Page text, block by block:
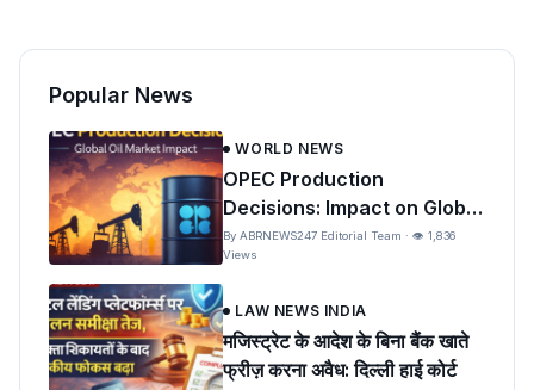
Popular News
WORLD NEWS
OPEC Production
Decisions: Impact on Global
Oil Prices and India
By ABRNEWS247 Editorial Team · 👁 1,836
Views
LAW NEWS INDIA
मजिस्ट्रेट के आदेश के बिना बैंक खाते
फ्रीज़ करना अवैध: दिल्ली हाई कोर्ट